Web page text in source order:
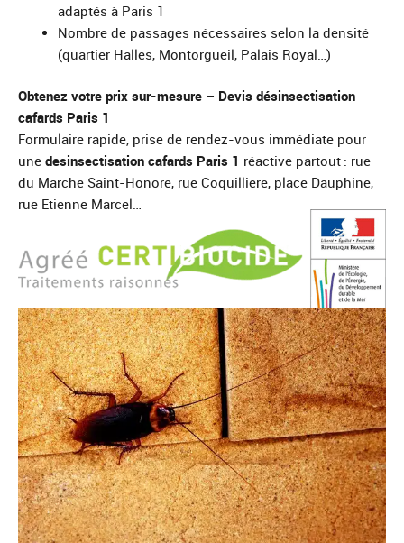
adaptés à Paris 1
Nombre de passages nécessaires selon la densité
(quartier Halles, Montorgueil, Palais Royal…)
Obtenez votre prix sur-mesure – Devis désinsectisation
cafards Paris 1
Formulaire rapide, prise de rendez-vous immédiate pour
une desinsectisation cafards Paris 1 réactive partout : rue
du Marché Saint-Honoré, rue Coquillière, place Dauphine,
rue Étienne Marcel…